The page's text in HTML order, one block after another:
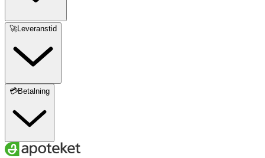
🚀Leveranstid
💳Betalning